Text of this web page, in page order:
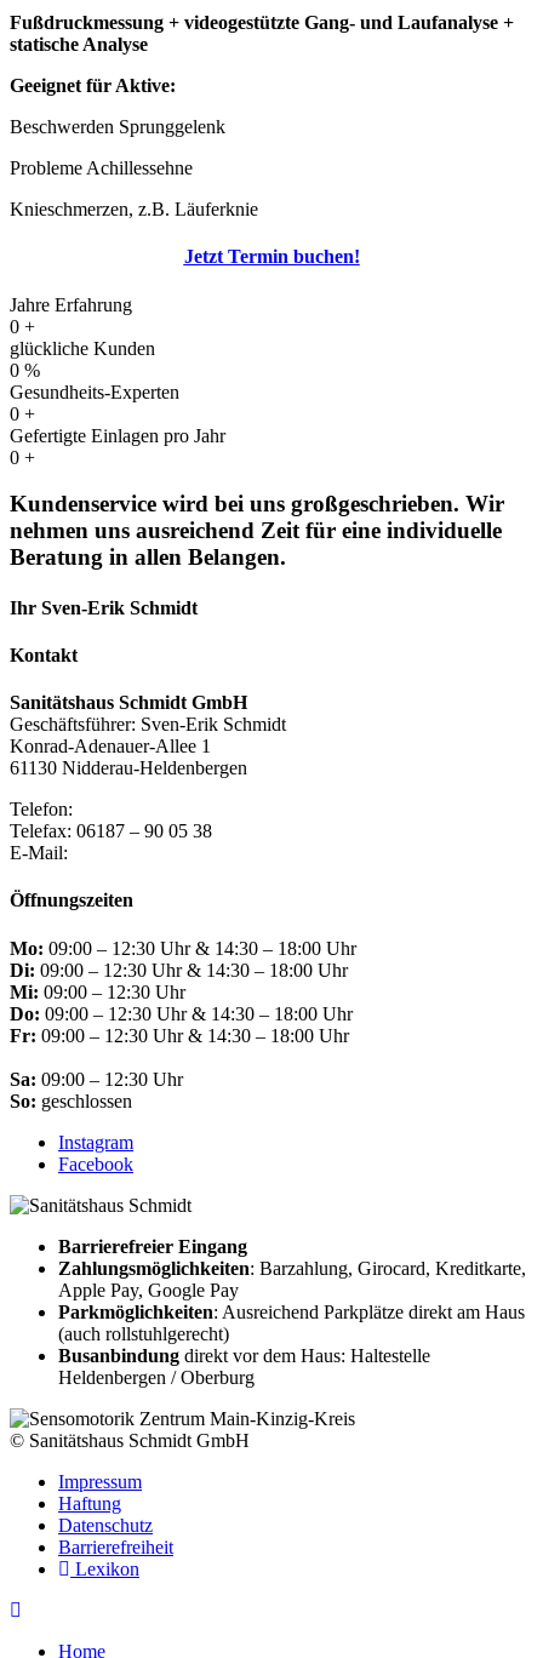
Fußdruckmessung + videogestützte Gang- und Laufanalyse +
statische Analyse
Geeignet für Aktive:
Beschwerden Sprunggelenk
Probleme Achillessehne
Knieschmerzen, z.B. Läuferknie
Jetzt Termin buchen!
Jahre Erfahrung
0 +
glückliche Kunden
0 %
Gesundheits-Experten
0 +
Gefertigte Einlagen pro Jahr
0 +
Kundenservice wird bei uns großgeschrieben. Wir
nehmen uns ausreichend Zeit für eine individuelle
Beratung in allen Belangen.
Ihr Sven-Erik Schmidt
Kontakt
Sanitätshaus Schmidt GmbH
Geschäftsführer: Sven-Erik Schmidt
Konrad-Adenauer-Allee 1
61130 Nidderau-Heldenbergen
Telefon:
Telefax: 06187 – 90 05 38
E-Mail:
Öffnungszeiten
Mo: 09:00 – 12:30 Uhr & 14:30 – 18:00 Uhr
Di: 09:00 – 12:30 Uhr & 14:30 – 18:00 Uhr
Mi: 09:00 – 12:30 Uhr
Do: 09:00 – 12:30 Uhr & 14:30 – 18:00 Uhr
Fr: 09:00 – 12:30 Uhr & 14:30 – 18:00 Uhr
Sa: 09:00 – 12:30 Uhr
So: geschlossen
Instagram
Facebook
Barrierefreier Eingang
Zahlungsmöglichkeiten: Barzahlung, Girocard, Kreditkarte,
Apple Pay, Google Pay
Parkmöglichkeiten: Ausreichend Parkplätze direkt am Haus
(auch rollstuhlgerecht)
Busanbindung direkt vor dem Haus: Haltestelle
Heldenbergen / Oberburg
© Sanitätshaus Schmidt GmbH
Impressum
Haftung
Datenschutz
Barrierefreiheit
Lexikon
Home